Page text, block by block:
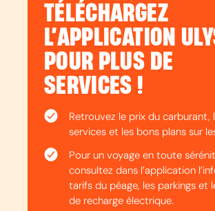
TÉLÉCHARGEZ
L’APPLICATION
POUR PLUS DE
SERVICES !
Retrouvez le prix du carburant,
services et les bons plans sur
Pour un voyage en toute
consultez dans l’application
tarifs du péage, les parkings et
de recharge électrique.